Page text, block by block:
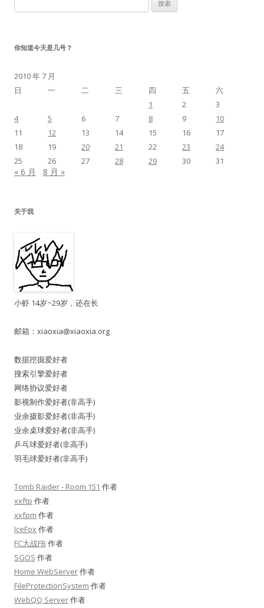
索：
你知道今天是几号？
2010 年 7 月
日
一 二 三 四 五
六
1
2
3
4
5 6 7 8 9
10
11
12 13 14 15 16
17
18
19 20 21 22 23
24
25
26 27 28 29 30 31
« 6 月 8 月 »
关于我
小虾 14岁~29岁，还在长
邮箱： xiaoxia@xiaoxia.org
数据挖掘爱好者
搜索引擎爱好者
网络协议爱好者
影视制作爱好者(非高手)
业余摄影爱好者(非高手)
业余桌球爱好者(非高手)
乒乓球爱好者(非高手)
羽毛球爱好者(非高手)
Tomb Raider - Room 151 作者
xxftp 作者
xxfpm 作者
IceFox作者
FC大战FB 作者
SGOS 作者
Home WebServer作者
FileProtectionSystem 作者
WebQQ Server作者